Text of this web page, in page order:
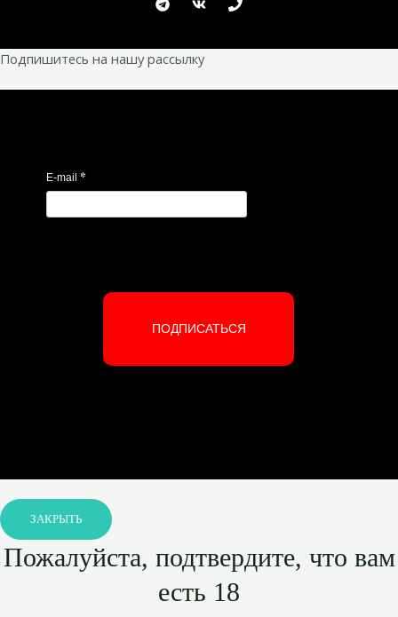
Подпишитесь на нашу рассылку
E-mail *
ПОДПИСАТЬСЯ
ЗАКРЫТЬ
Пожалуйста, подтвердите, что вам
есть 18